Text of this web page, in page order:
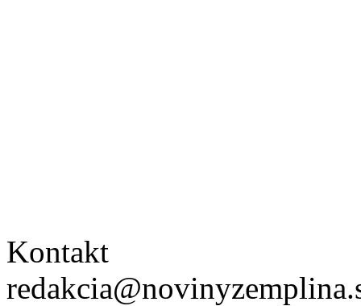
Kontakt